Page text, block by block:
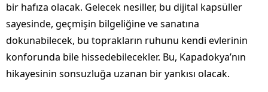
bir hafıza olacak. Gelecek nesiller, bu dijital kapsüller
sayesinde, geçmişin bilgeliğine ve sanatına
dokunabilecek, bu toprakların ruhunu kendi evlerinin
konforunda bile hissedebilecekler. Bu, Kapadokya’nın
hikayesinin sonsuzluğa uzanan bir yankısı olacak.